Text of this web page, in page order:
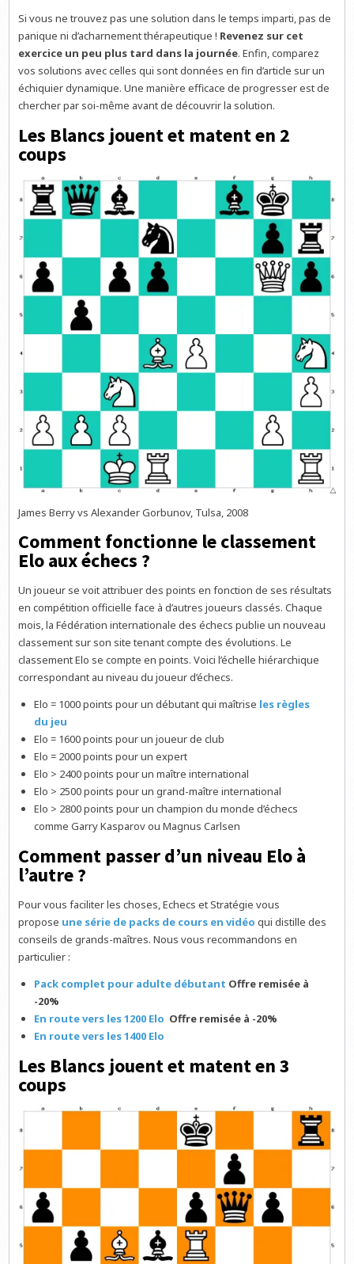
Si vous ne trouvez pas une solution dans le temps imparti, pas de
panique ni d’acharnement thérapeutique ! Revenez sur cet
exercice un peu plus tard dans la journée. Enfin, comparez
vos solutions avec celles qui sont données en fin d’article sur un
échiquier dynamique. Une manière efficace de progresser est de
chercher par soi-même avant de découvrir la solution.
Les Blancs jouent et matent en 2
coups
James Berry vs Alexander Gorbunov, Tulsa, 2008
Comment fonctionne le classement
Elo aux échecs ?
Un joueur se voit attribuer des points en fonction de ses résultats
en compétition officielle face à d’autres joueurs classés. Chaque
mois, la Fédération internationale des échecs publie un nouveau
classement sur son site tenant compte des évolutions. Le
classement Elo se compte en points. Voici l’échelle hiérarchique
correspondant au niveau du joueur d’échecs.
Elo = 1000 points pour un débutant qui maîtrise les règles
du jeu
Elo = 1600 points pour un joueur de club
Elo = 2000 points pour un expert
Elo > 2400 points pour un maître international
Elo > 2500 points pour un grand-maître international
Elo > 2800 points pour un champion du monde d’échecs
comme Garry Kasparov ou Magnus Carlsen
Comment passer d’un niveau Elo à
l’autre ?
Pour vous faciliter les choses, Echecs et Stratégie vous
propose une série de packs de cours en vidéo qui distille des
conseils de grands-maîtres. Nous vous recommandons en
particulier :
Pack complet pour adulte débutant Offre remisée à
-20%
En route vers les 1200 Elo Offre remisée à -20%
En route vers les 1400 Elo
Les Blancs jouent et matent en 3
coups